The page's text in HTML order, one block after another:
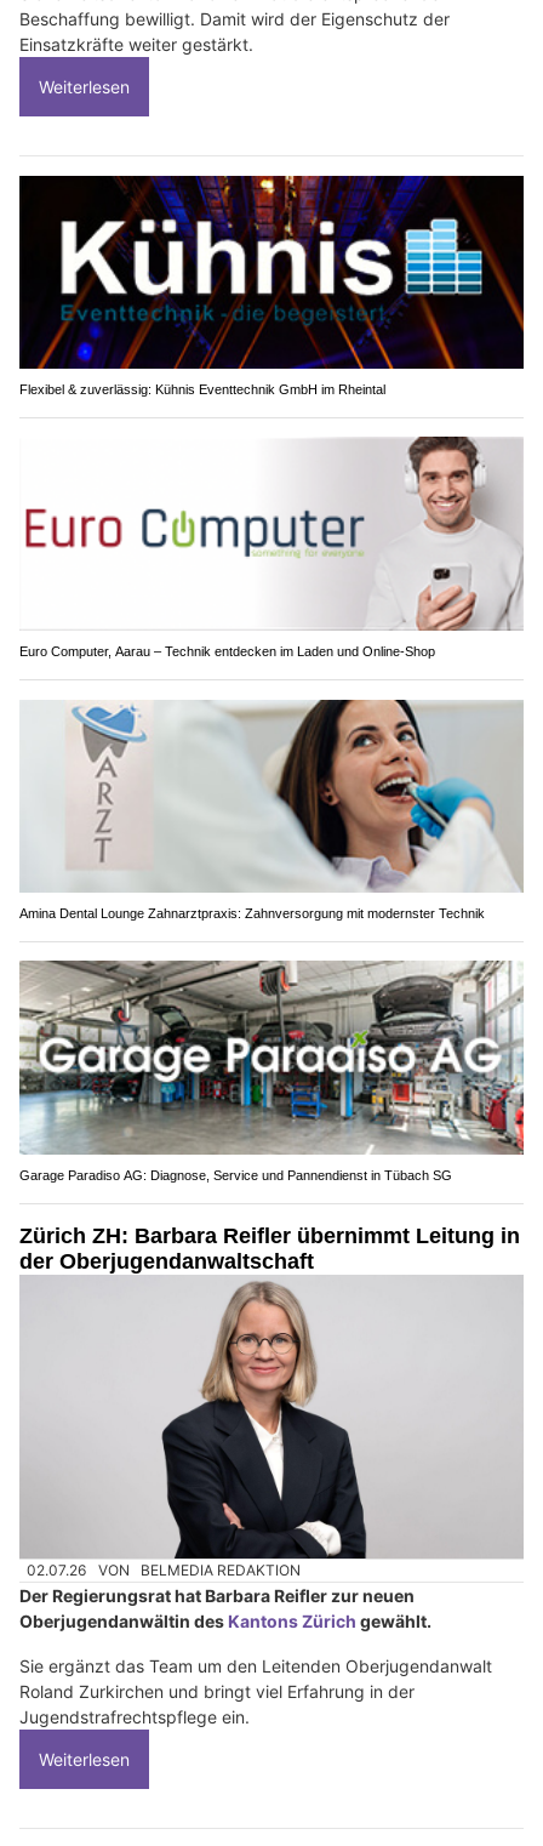
Beschaffung bewilligt. Damit wird der Eigenschutz der
Einsatzkräfte weiter gestärkt.
Weiterlesen
Flexibel & zuverlässig: Kühnis Eventtechnik GmbH im Rheintal
Euro Computer, Aarau – Technik entdecken im Laden und Online-Shop
Amina Dental Lounge Zahnarztpraxis: Zahnversorgung mit modernster Technik
Garage Paradiso AG: Diagnose, Service und Pannendienst in Tübach SG
Zürich ZH: Barbara Reifler übernimmt Leitung in
der Oberjugendanwaltschaft
02.07.26 VON BELMEDIA REDAKTION
Der Regierungsrat hat Barbara Reifler zur neuen
Oberjugendanwältin des Kantons Zürich gewählt.
Sie ergänzt das Team um den Leitenden Oberjugendanwalt
Roland Zurkirchen und bringt viel Erfahrung in der
Jugendstrafrechtspflege ein.
Weiterlesen